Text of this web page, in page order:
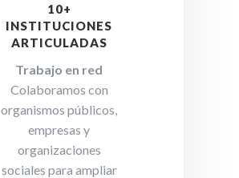
10+
INSTITUCIONES
ARTICULADAS
Trabajo en red
Colaboramos con
organismos públicos,
empresas y
organizaciones
sociales para ampliar